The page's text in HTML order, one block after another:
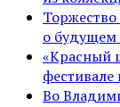
о будущем
«Красный
фестивале
Во